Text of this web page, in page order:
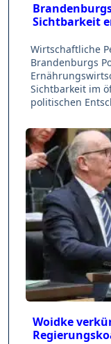
Sichtbarkeit
Wirtschaftliche
Brandenburgs
Sichtbarkeit im
politischen
Woidke